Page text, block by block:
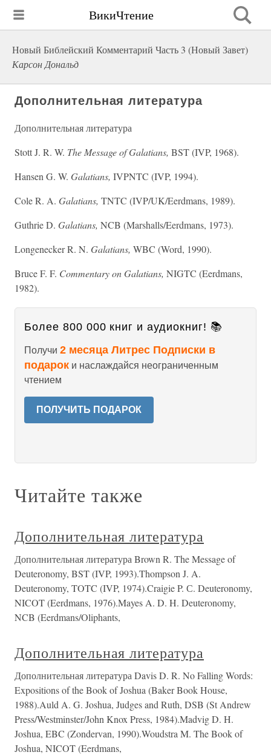
ВикиЧтение
Новый Библейский Комментарий Часть 3 (Новый Завет)
Карсон Дональд
Дополнительная литература
Дополнительная литература
Stott J. R. W. The Message of Galatians, BST (IVP, 1968).
Hansen G. W. Galatians, IVPNTC (IVP, 1994).
Cole R. A. Galatians, TNTC (IVP/UK/Eerdmans, 1989).
Guthrie D. Galatians, NCB (Marshalls/Eerdmans, 1973).
Longenecker R. N. Galatians, WBC (Word, 1990).
Bruce F. F. Commentary on Galatians, NIGTC (Eerdmans,
1982).
Более 800 000 книг и аудиокниг! 📚
Получи 2 месяца Литрес Подписки в
подарок и наслаждайся неограниченным
чтением
ПОЛУЧИТЬ ПОДАРОК
Читайте также
Дополнительная литература
Дополнительная литература Brown R. The Message of
Deuteronomy, BST (IVP, 1993).Thompson J. A.
Deuteronomy, TOTC (IVP, 1974).Craigie P. С. Deuteronomy,
NICOT (Eerdmans, 1976).Mayes A. D. H. Deuteronomy,
NCB (Eerdmans/Oliphants,
Дополнительная литература
Дополнительная литература Davis D. R. No Falling Words:
Expositions of the Book of Joshua (Baker Book House,
1988).Auld A. G. Joshua, Judges and Ruth, DSB (St Andrew
Press/Westminster/John Knox Press, 1984).Madvig D. H.
Joshua, EBC (Zondervan, 1990).Woudstra M. The Book of
Joshua, NICOT (Eerdmans,